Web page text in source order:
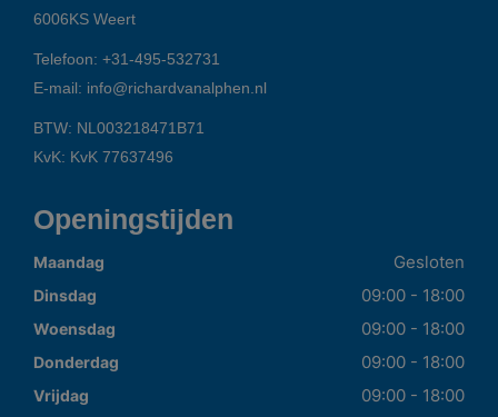
6006KS Weert
Telefoon: +31-495-532731
E-mail: info@richardvanalphen.nl
BTW: NL003218471B71
KvK: KvK 77637496
Openingstijden
Maandag Gesloten
Dinsdag 09:00 - 18:00
Woensdag 09:00 - 18:00
Donderdag 09:00 - 18:00
Vrijdag 09:00 - 18:00